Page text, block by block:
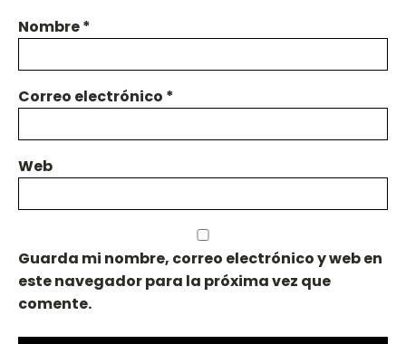
Nombre*
Correo electrónico *
Web
Guarda mi nombre, correo electrónico y web en
este navegador para la próxima vez que
comente.